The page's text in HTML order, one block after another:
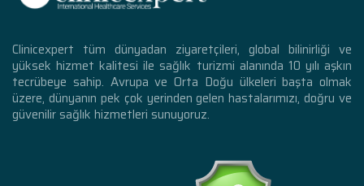
Clinicexpert tüm dünyadan ziyaretçileri, global bilinirliği ve
yüksek hizmet kalitesi ile sağlık turizmi alanında 10 yılı aşkın
tecrübeye sahip. Avrupa ve Orta Doğu ülkeleri başta olmak
üzere, dünyanın pek çok yerinden gelen hastalarımızı, doğru ve
güvenilir sağlık hizmetleri sunuyoruz.